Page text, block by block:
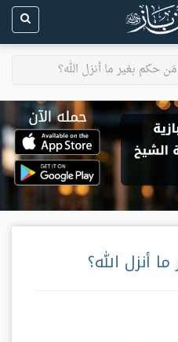
حكم بغير ما أنزل الله؟
أنزل الله؟